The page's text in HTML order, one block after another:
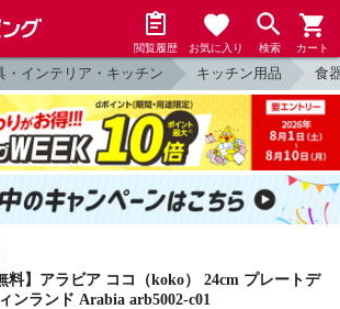
閲覧履歴 お気に入り 検索 カート
・インテリア・キッチン キッチン用品 食
料】アラビア ココ（koko） 24cm プレートデ
ンランド Arabia arb5002-c01